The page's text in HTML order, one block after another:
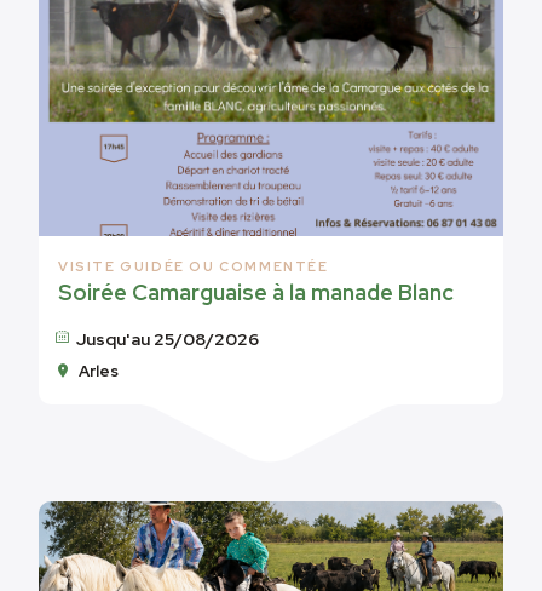
VISITE GUIDÉE OU COMMENTÉE
Soirée Camarguaise à la manade Blanc
Jusqu'au 25/08/2026
Arles